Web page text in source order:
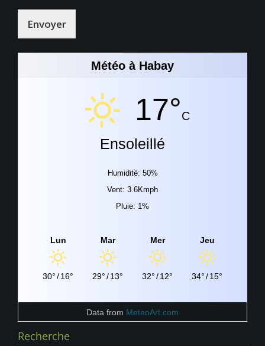
Envoyer
Météo à Habay
17°C
Ensoleillé
Humidité: 50%
Vent: 3.6Kmph
Pluie: 1%
Lun
30°/16°
Mar
29°/13°
Mer
32°/12°
Jeu
34°/15°
Data from MeteoArt.com
Recherche